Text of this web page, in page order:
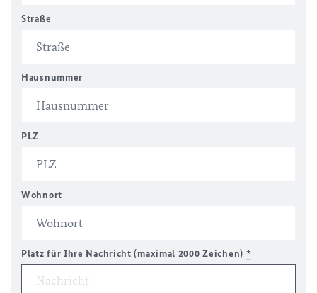
Straße
Hausnummer
PLZ
Wohnort
Platz für Ihre Nachricht (maximal 2000 Zeichen) *